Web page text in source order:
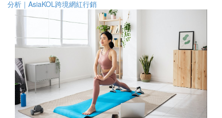
分析｜AsiaKOL跨境網紅行銷